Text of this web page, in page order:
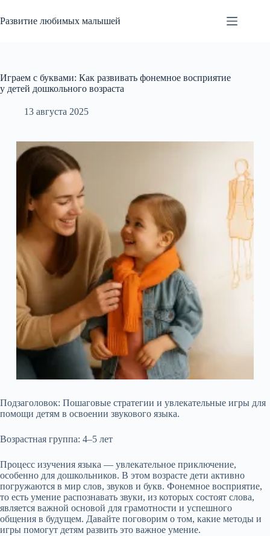
к
сути
Развитие любимых малышей
Играем с буквами: Как развивать фонемное восприятие
у детей дошкольного возраста
13 августа 2025
Подзаголовок: Пошаговые стратегии и увлекательные игры для
помощи детям в освоении звукового языка.
Возрастная группа: 4–5 лет
Процесс изучения языка — увлекательное приключение,
особенно для дошкольников. В этом возрасте дети активно
погружаются в мир слов, звуков и букв. Фонемное восприятие,
то есть умение распознавать звуки, из которых состоят слова,
является важной основой для грамотности и успешного
общения в будущем. Давайте поговорим о том, какие методы и
игры помогут детям развить это важное умение.